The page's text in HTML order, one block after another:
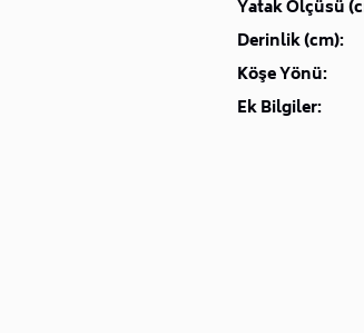
Yatak Ölçüsü
Derinlik (cm):
Köşe Yönü:
Ek Bilgiler: